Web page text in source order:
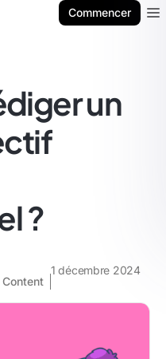
Commencer
un
?
1 décembre 2024